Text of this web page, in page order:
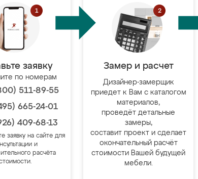
заявку
по номерам
511-89-55
665-24-01
409-68-13
заявку на сайте для
и
расчёта
Замер и расчет
Дизайнер-замерщик
приедет к Вам с каталогом
материалов,
проведёт детальные
замеры,
составит проект и сделает
окончательный расчёт
стоимости Вашей будущей
мебели.